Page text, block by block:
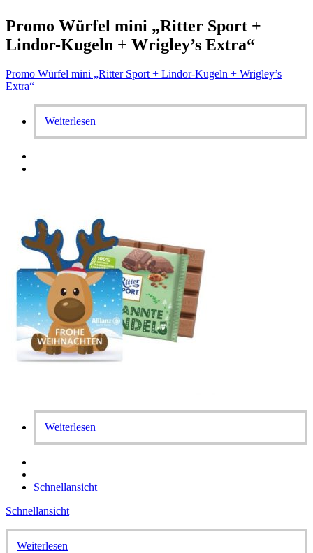
Promo Würfel mini „Ritter Sport +
Lindor-Kugeln + Wrigley’s Extra“
Promo Würfel mini „Ritter Sport + Lindor-Kugeln + Wrigley’s
Extra“
Weiterlesen
Weiterlesen
Schnellansicht
Schnellansicht
Weiterlesen